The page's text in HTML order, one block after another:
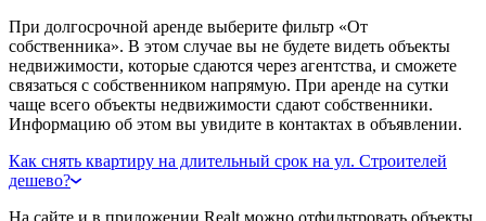
При долгосрочной аренде выберите фильтр «От
собственника». В этом случае вы не будете видеть объекты
недвижимости, которые сдаются через агентства, и сможете
связаться с собственником напрямую. При аренде на сутки
чаще всего объекты недвижимости сдают собственники.
Информацию об этом вы увидите в контактах в объявлении.
Как снять квартиру на длительный срок на ул. Строителей
дешево?
На сайте и в приложении Realt можно отфильтровать объекты